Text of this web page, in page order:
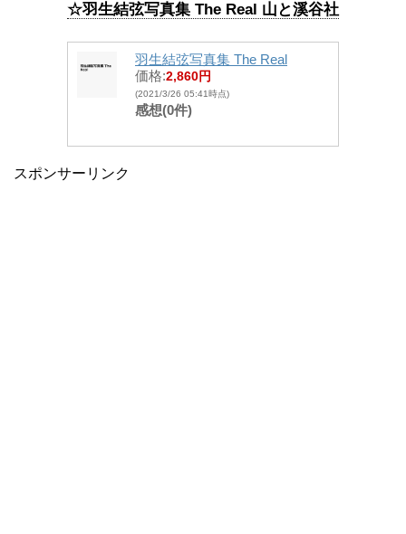
☆羽生結弦写真集 The Real 山と溪谷社
羽生結弦写真集 The Real
価格:2,860円
(2021/3/26 05:41時点)
感想(0件)
スポンサーリンク